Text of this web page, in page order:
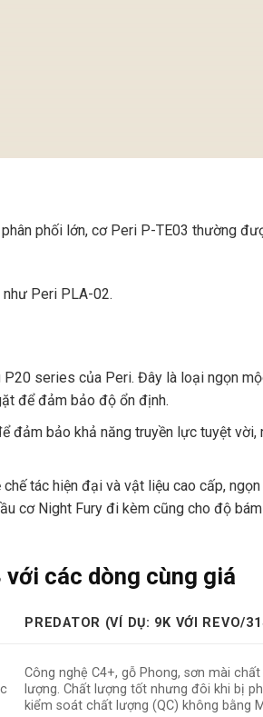
phối lớn, cơ Peri P-TE03 thường
Peri PLA-02.
P20 series của Peri. Đây là loại ngọn
để đảm bảo độ ổn định.
đảm bảo khả năng truyền lực tuyệt
tác hiện đại và vật liệu cao cấp,
cơ Night Fury đi kèm cũng cho độ
với các dòng cùng giá
PREDATOR (VÍ DỤ: 9K VỚI REVO/
Công nghệ C4+, gỗ Phong, sơn mài chất
lượng.Chất lượng tốt nhưng đôi khi bị
kiểm soát chất lượng (QC) không bằng